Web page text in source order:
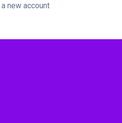
new account